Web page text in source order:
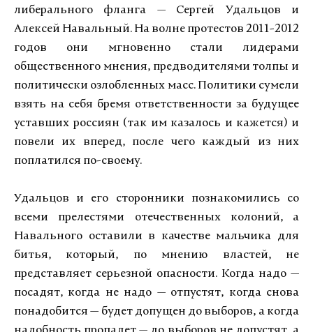
либерального фланга — Сергей Удальцов и
Алексей Навальный. На волне протестов 2011-2012
годов они мгновенно стали лидерами
общественного мнения, предводителями толпы и
политически озлобленных масс. Политики сумели
взять на себя бремя ответственности за будущее
уставших россиян (так им казалось и кажется) и
повели их вперед, после чего каждый из них
поплатился по-своему.
Удальцов и его сторонники познакомились со
всеми прелестями отечественных колоний, а
Навального оставили в качестве мальчика для
битья, который, по мнению властей, не
представляет серьезной опасности. Когда надо —
посадят, когда не надо — отпустят, когда снова
понадобится — будет допущен до выборов, а когда